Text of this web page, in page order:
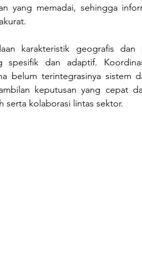
yang memadai, sehingga
spesifik dan adaptif.
belum terintegrasinya sistem
keputusan yang cepat
serta kolaborasi lintas sektor.